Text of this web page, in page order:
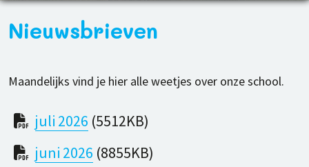
Nieuwsbrieven
Maandelijks vind je hier alle weetjes over onze school.
juli 2026 (5512KB)
juni 2026 (8855KB)